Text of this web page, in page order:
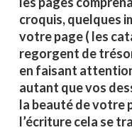
croquis, quelques
votre page ( les
regorgent de
en faisant
autant que vos
la beauté de votre
l’écriture cela se